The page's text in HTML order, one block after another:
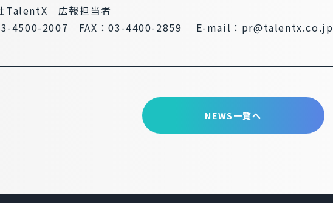
TalentX 広報担当者
4500-2007 FAX：03-4400-2859 E-mail：pr@talentx.co.jp
NEWS一覧へ